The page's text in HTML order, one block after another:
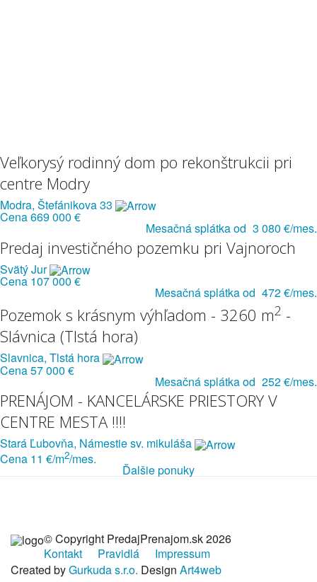
Veľkorysý rodinný dom po rekonštrukcii pri
centre Modry
Modra, Štefánikova 33
Cena669 000 €
Mesačná splátka od 3 080 €/mes.
Predaj investičného pozemku pri Vajnoroch
Svätý Jur
Cena 107 000 €
Mesačná splátka od 472 €/mes.
Pozemok s krásnym výhľadom - 3260 m2 -
Slávnica (Tlstá hora)
Slavnica, Tlstá hora
Cena57 000 €
Mesačná splátka od 252 €/mes.
PRENÁJOM - KANCELÁRSKE PRIESTORY V
CENTRE MESTA !!!!
Stará Ľubovňa, Námestie sv. mikuláša
Cena 11 €/m2/mes.
Ďalšie ponuky
© Copyright PredajPrenajom.sk 2026
Kontakt
Pravidlá
Impressum
Created byGurkuda s.r.o. Design Art4web